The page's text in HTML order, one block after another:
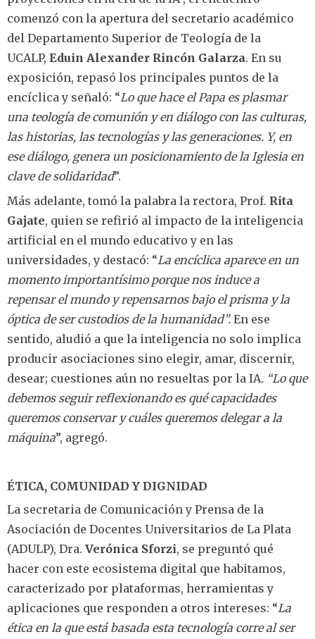
comenzó con la apertura del secretario académico
del Departamento Superior de Teología de la
UCALP, Eduin Alexander Rincón Galarza. En su
exposición, repasó los principales puntos de la
encíclica y señaló: “Lo que hace el Papa es plasmar
una teología de comunión y en diálogo con las culturas,
las historias, las tecnologías y las generaciones. Y, en
ese diálogo, genera un posicionamiento de la Iglesia en
clave de solidaridad”.
Más adelante, tomó la palabra la rectora, Prof. Rita
Gajate, quien se refirió al impacto de la inteligencia
artificial en el mundo educativo y en las
universidades, y destacó: “La encíclica aparece en un
momento importantísimo porque nos induce a
repensar el mundo y repensarnos bajo el prisma y la
óptica de ser custodios de la humanidad”. En ese
sentido, aludió a que la inteligencia no solo implica
producir asociaciones sino elegir, amar, discernir,
desear; cuestiones aún no resueltas por la IA. “Lo que
debemos seguir reflexionando es qué capacidades
queremos conservar y cuáles queremos delegar a la
máquina”, agregó.
ÉTICA, COMUNIDAD Y DIGNIDAD
La secretaria de Comunicación y Prensa de la
Asociación de Docentes Universitarios de La Plata
(ADULP), Dra. Verónica Sforzi, se preguntó qué
hacer con este ecosistema digital que habitamos,
caracterizado por plataformas, herramientas y
aplicaciones que responden a otros intereses: “La
ética en la que está basada esta tecnología corre al ser